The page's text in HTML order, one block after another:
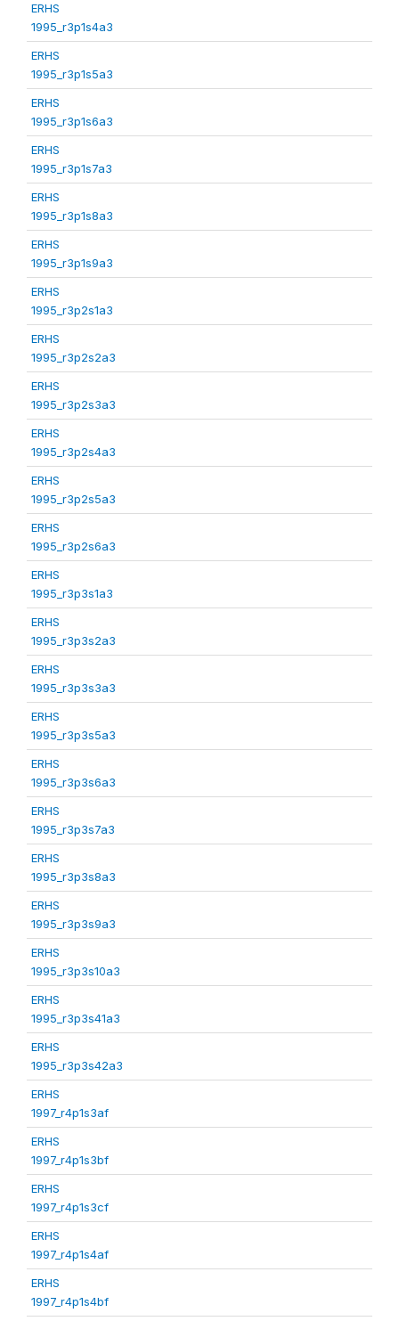
ERHS
1995_r3p1s4a3
ERHS
1995_r3p1s5a3
ERHS
1995_r3p1s6a3
ERHS
1995_r3p1s7a3
ERHS
1995_r3p1s8a3
ERHS
1995_r3p1s9a3
ERHS
1995_r3p2s1a3
ERHS
1995_r3p2s2a3
ERHS
1995_r3p2s3a3
ERHS
1995_r3p2s4a3
ERHS
1995_r3p2s5a3
ERHS
1995_r3p2s6a3
ERHS
1995_r3p3s1a3
ERHS
1995_r3p3s2a3
ERHS
1995_r3p3s3a3
ERHS
1995_r3p3s5a3
ERHS
1995_r3p3s6a3
ERHS
1995_r3p3s7a3
ERHS
1995_r3p3s8a3
ERHS
1995_r3p3s9a3
ERHS
1995_r3p3s10a3
ERHS
1995_r3p3s41a3
ERHS
1995_r3p3s42a3
ERHS
1997_r4p1s3af
ERHS
1997_r4p1s3bf
ERHS
1997_r4p1s3cf
ERHS
1997_r4p1s4af
ERHS
1997_r4p1s4bf